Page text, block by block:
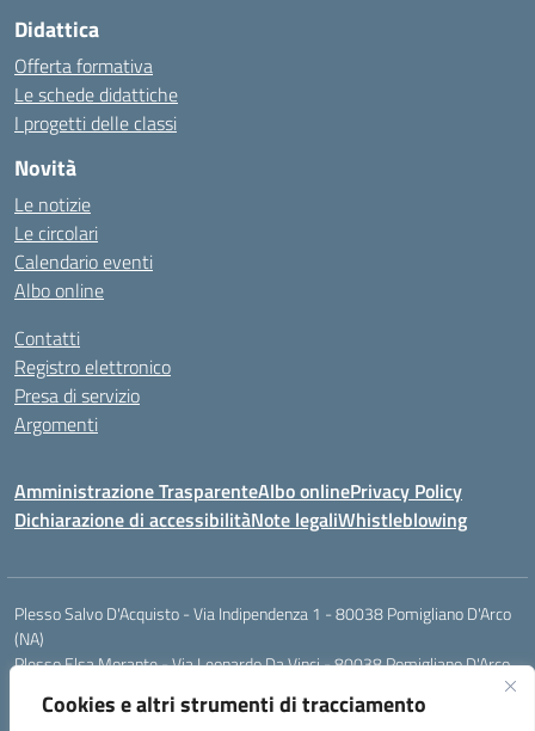
Cookies e altri strumenti di tracciamento
Didattica
Offerta formativa
Le schede didattiche
I progetti delle classi
Novità
Le notizie
Le circolari
Calendario eventi
Albo online
Contatti
Registro elettronico
Presa di servizio
Argomenti
Amministrazione TrasparenteAlbo onlinePrivacy Policy
Dichiarazione di accessibilitàNote legaliWhistleblowing
Plesso Salvo D'Acquisto - Via Indipendenza 1 - 80038 Pomigliano D'Arco
(NA)
Plesso Elsa Morante - Via Leonardo Da Vinci - 80038 Pomigliano D'Arco
Plesso Leone - Via Pascoli - 80038 Pomigliano D'Arco (NA)